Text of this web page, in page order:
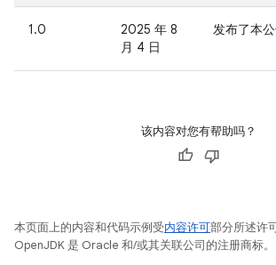
1.0
2025 年 8
月 4 日
发布了本
该内容对您有帮助吗？
本页面上的内容和代码示例受内容许可部分所述许
OpenJDK 是 Oracle 和/或其关联公司的注册商标。